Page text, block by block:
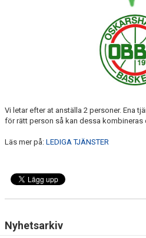
Vi letar efter at anställa 2 personer. Ena
för rätt person så kan dessa kombineras
Läs mer på: LEDIGA TJÄNSTER
Nyhetsarkiv